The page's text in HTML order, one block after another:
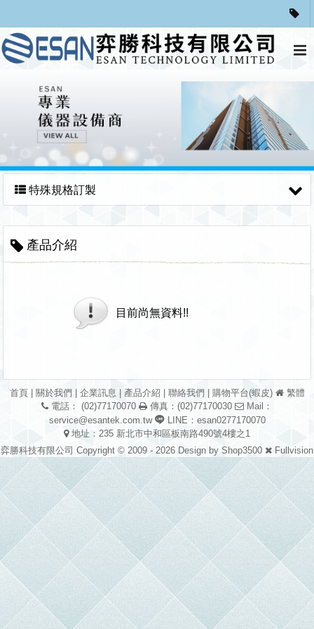
特殊規格訂製
產品介紹
目前尚無資料!!
首頁| 關於我們 企業訊息 產品介紹 聯絡我們 購物平台(蝦皮)
繁體
電話： (02)77170070
傳真：(02)77170030
Mail：
service@esantek.com.tw
LINE：esan0277170070
地址：235 新北市中和區板南路490號4樓之1
弈勝科技有限公司 Copyright © 2009 - 2026 Design by Shop3500 Fullvision